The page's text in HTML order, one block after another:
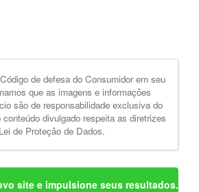
de defesa do Consumidor em seu
que as imagens e informações
são de responsabilidade exclusiva do
divulgado respeita as diretrizes
de Proteção de Dados.
site e impulsione seus resultados.